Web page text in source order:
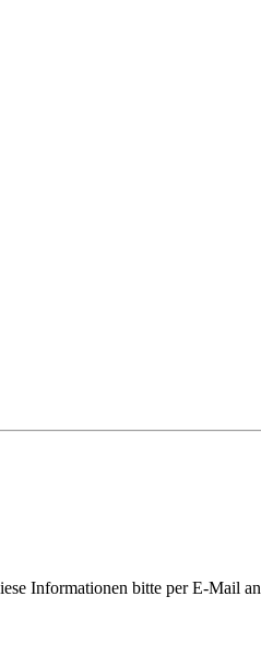
Informationen bitte per E-Mail an